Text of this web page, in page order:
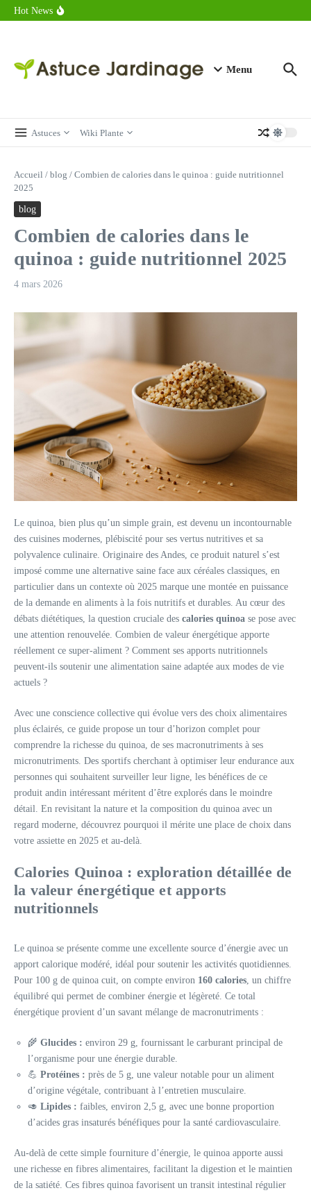
Aller au contenu
Hot News
Combien de calories dans un croque monsieur en 2025 ?
Menu
Astuces Wiki Plante
Accueil / blog / Combien de calories dans le quinoa : guide nutritionnel
2025
blog
Combien de calories dans le
quinoa : guide nutritionnel 2025
4 mars 2026
Le quinoa, bien plus qu’un simple grain, est devenu un incontournable
des cuisines modernes, plébiscité pour ses vertus nutritives et sa
polyvalence culinaire. Originaire des Andes, ce produit naturel s’est
imposé comme une alternative saine face aux céréales classiques, en
particulier dans un contexte où 2025 marque une montée en puissance
de la demande en aliments à la fois nutritifs et durables. Au cœur des
débats diététiques, la question cruciale des calories quinoa se pose avec
une attention renouvelée. Combien de valeur énergétique apporte
réellement ce super-aliment ? Comment ses apports nutritionnels
peuvent-ils soutenir une alimentation saine adaptée aux modes de vie
actuels ?
Avec une conscience collective qui évolue vers des choix alimentaires
plus éclairés, ce guide propose un tour d’horizon complet pour
comprendre la richesse du quinoa, de ses macronutriments à ses
micronutriments. Des sportifs cherchant à optimiser leur endurance aux
personnes qui souhaitent surveiller leur ligne, les bénéfices de ce
produit andin intéressant méritent d’être explorés dans le moindre
détail. En revisitant la nature et la composition du quinoa avec un
regard moderne, découvrez pourquoi il mérite une place de choix dans
votre assiette en 2025 et au-delà.
Calories Quinoa : exploration détaillée de
la valeur énergétique et apports
nutritionnels
Le quinoa se présente comme une excellente source d’énergie avec un
apport calorique modéré, idéal pour soutenir les activités quotidiennes.
Pour 100 g de quinoa cuit, on compte environ 160 calories, un chiffre
équilibré qui permet de combiner énergie et légèreté. Ce total
énergétique provient d’un savant mélange de macronutriments :
🌾 Glucides : environ 29 g, fournissant le carburant principal de
l’organisme pour une énergie durable.
💪 Protéines : près de 5 g, une valeur notable pour un aliment
d’origine végétale, contribuant à l’entretien musculaire.
🥑 Lipides : faibles, environ 2,5 g, avec une bonne proportion
d’acides gras insaturés bénéfiques pour la santé cardiovasculaire.
Au-delà de cette simple fourniture d’énergie, le quinoa apporte aussi
une richesse en fibres alimentaires, facilitant la digestion et le maintien
de la satiété. Ces fibres quinoa favorisent un transit intestinal régulier